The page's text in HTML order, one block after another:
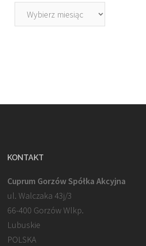
Archiwa
KONTAKT
Cuprum Gorzów Spółka Akcyjna
ul. Walczaka 43j/3
66-400 Gorzów Wlkp.
Lubuskie
POLSKA